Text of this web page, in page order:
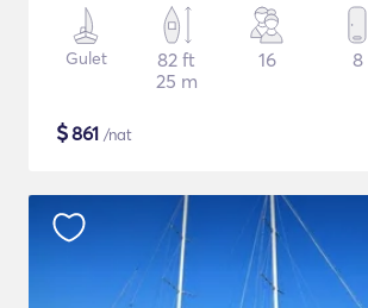
Gulet
82 ft
25 m
16 8
$861 /nat